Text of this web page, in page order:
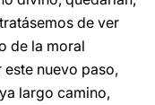
de ver
de la moral
nuevo paso,
largo camino,